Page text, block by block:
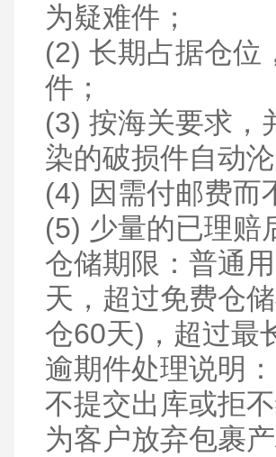
为疑难件；
(2) 长期占据仓位
件；
(3) 按海关要求，
染的破损件自动沦
(4) 因需付邮费而
(5) 少量的已理赔
仓储期限：普通
天，超过免费仓
仓60天)，超过最
逾期件处理说明
不提交出库或拒
为客户放弃包裹